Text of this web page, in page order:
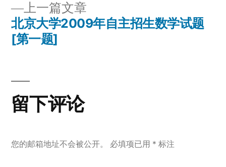
导
航
上一篇文章
一
北京大学2009年自主招生数学试题
[第一题]
留下评论
您的邮箱地址不会被公开。 必填项已用 * 标注